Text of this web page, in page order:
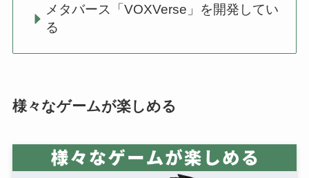
メタバース「VOXVerse」を開発してい
る
様々なゲームが楽しめる